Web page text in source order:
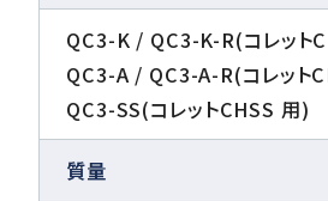
QC3-K / QC3-K-R(コレット
QC3-A / QC3-A-R(コレット
QC3-SS(コレットCHSS 用)
質量